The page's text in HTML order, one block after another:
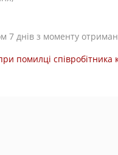
7 днів з моменту
помилці